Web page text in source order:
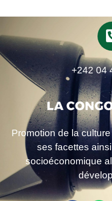
+242 04
Promotion de la
ses facettes
socioéconomique